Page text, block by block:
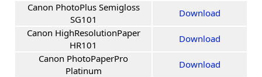
Canon PhotoPlus Semigloss
SG101
Download
Canon HighResolutionPaper
HR101
Download
Canon PhotoPaperPro
Platinum
Download